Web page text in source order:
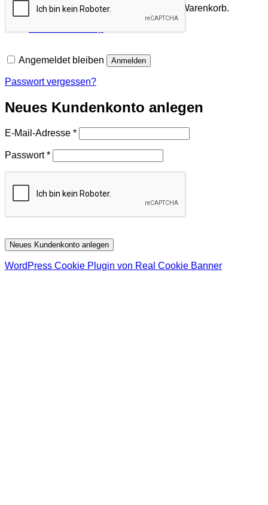
Es befinden sich keine Produkte im Warenkorb.
Angemeldet bleiben Anmelden
Passwort vergessen?
Neues Kundenkonto anlegen
E-Mail-Adresse *Erforderlich
Passwort*Erforderlich
Neues Kundenkonto anlegen
WordPress Cookie Plugin von Real Cookie Banner